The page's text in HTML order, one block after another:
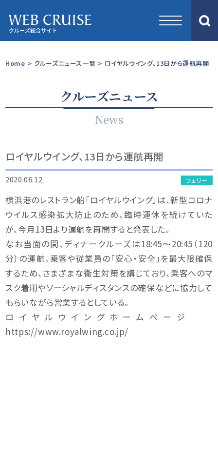
Home > クルーズニュース一覧 > ロイヤルウイング、13日から運航再開
クルーズニュース
News
ロイヤルウイング、13日から運航再開
2020.06.12 フェリー
横浜港のレストラン船「ロイヤルウイング」は、新型コロナ
ウイルス感染拡大防止のため、臨時運休を続けていた
が、今月13日より運航を再開すると発表した。
なお当面の間、ディナークルーズは18:45～20:45（120
分）の運航。乗客や従業員の「安心・安全」を最大限確保
するため、さまざまな衛生対策を講じており、乗客へのマ
スク着用やソーシャルディスタンスの確保などに協力して
もらいながら営業するとしている。
ロイヤルウイングホームページ
https://www.royalwing.co.jp/